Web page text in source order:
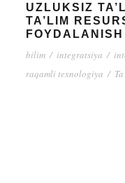
UZLUKSIZ
TA’LIM
FOYDALANISH
bilim / integratsiya /
raqamli texnologiya /